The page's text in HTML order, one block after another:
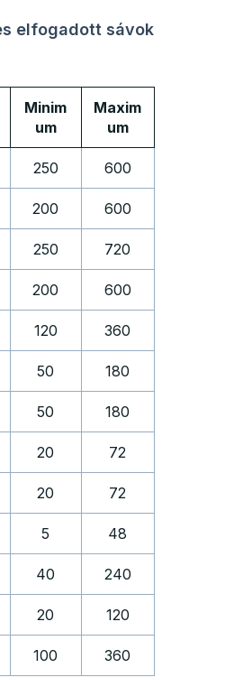
elfogadott sávok
Minim
um
Maxim
um
250 600
200 600
250 720
200 600
120 360
50 180
50 180
20 72
20 72
5 48
40 240
20 120
100 360